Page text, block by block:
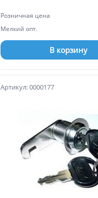
Розничная цена
Мелкий опт.
В корзину
Артикул: 0000177